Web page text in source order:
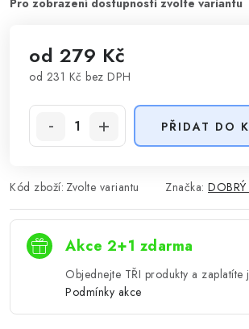
od 279 Kč
od 231 Kč bez DPH
PŘIDAT DO
Kód zboží: Zvolte variantu Značka:
Akce 2+1 zdarma
Objednejte TŘI produkty a
Podmínky akce